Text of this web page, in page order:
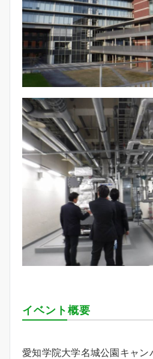
イベント概要
愛知学院大学名城公園キャン